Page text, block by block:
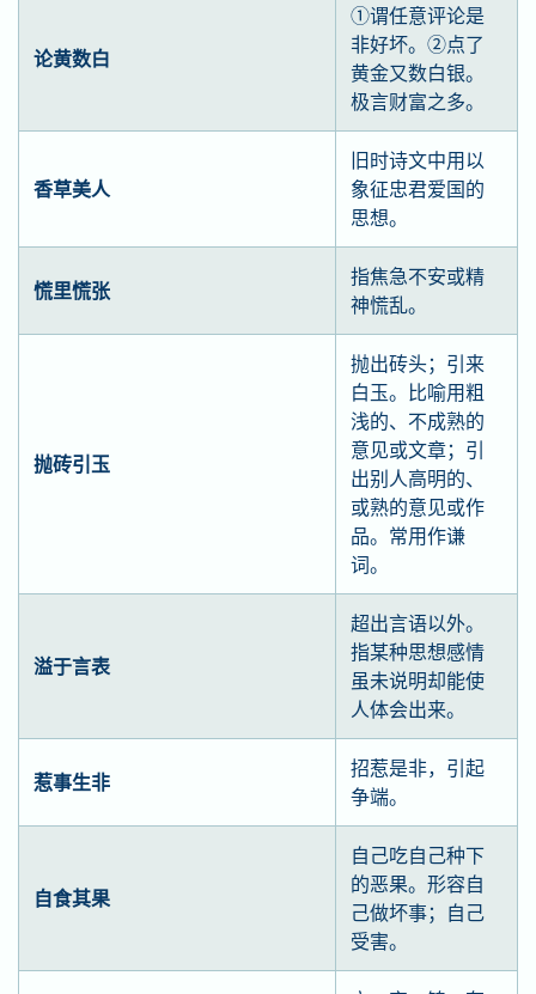
论黄数白
①谓任意评论是
非好坏。②点了
黄金又数白银。
极言财富之多。
香草美人
旧时诗文中用以
象征忠君爱国的
思想。
慌里慌张
指焦急不安或精
神慌乱。
抛砖引玉
抛出砖头；引来
白玉。比喻用粗
浅的、不成熟的
意见或文章；引
出别人高明的、
或熟的意见或作
品。常用作谦
词。
溢于言表
超出言语以外。
指某种思想感情
虽未说明却能使
人体会出来。
惹事生非
招惹是非，引起
争端。
自食其果
自己吃自己种下
的恶果。形容自
己做坏事；自己
受害。